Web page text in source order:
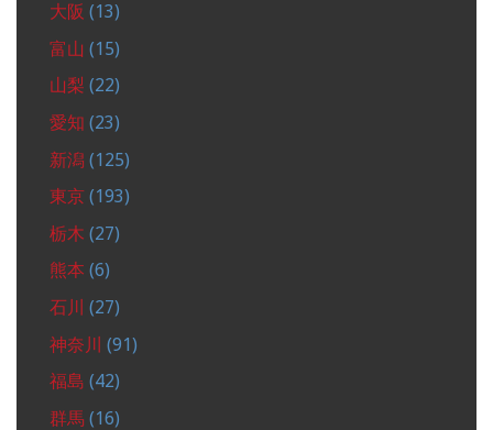
大阪 (13)
富山 (15)
山梨 (22)
愛知 (23)
新潟 (125)
東京 (193)
栃木 (27)
熊本 (6)
石川 (27)
神奈川 (91)
福島 (42)
群馬 (16)